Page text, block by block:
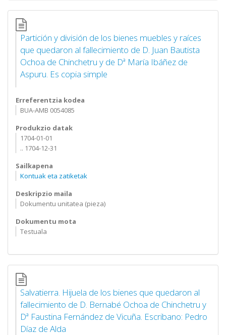
Partición y división de los bienes muebles y raíces
que quedaron al fallecimiento de D. Juan Bautista
Ochoa de Chinchetru y de Dª María Ibáñez de
Aspuru. Es copia simple
Erreferentzia kodea
BUA-AMB 0054085
Produkzio datak
1704-01-01
.. 1704-12-31
Sailkapena
Kontuak eta zatiketak
Deskripzio maila
Dokumentu unitatea (pieza)
Dokumentu mota
Testuala
Salvatierra. Hijuela de los bienes que quedaron al
fallecimiento de D. Bernabé Ochoa de Chinchetru y
Dª Faustina Fernández de Vicuña. Escribano: Pedro
Díaz de Alda